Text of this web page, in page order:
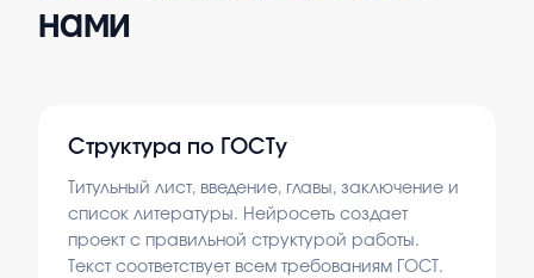
нами
Структура по ГОСТу
Титульный лист, введение, главы, заключение и
список литературы. Нейросеть создает
проект с правильной структурой работы.
Текст соответствует всем требованиям ГОСТ.